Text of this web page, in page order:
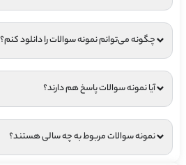
چگونه می‌توانم نمونه سوالات را دانلود کنم؟
آیا نمونه سوالات پاسخ هم دارند؟
نمونه سوالات مربوط به چه سالی هستند؟